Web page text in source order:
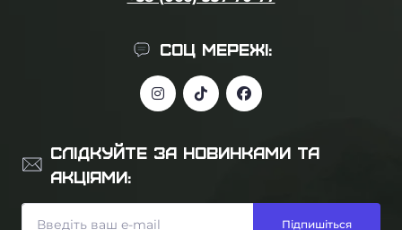
СОЦ МЕРЕЖІ:
СЛІДКУЙТЕ ЗА НОВИНКАМИ ТА
АКЦІЯМИ:
Підпишіться